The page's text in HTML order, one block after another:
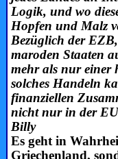
Logik, und wo
Hopfen und Malz
Bezüglich der
maroden Staaten
mehr als nur einer
solches Handeln
finanziellen
nicht nur in der
Billy
Es geht in
Griechenland,